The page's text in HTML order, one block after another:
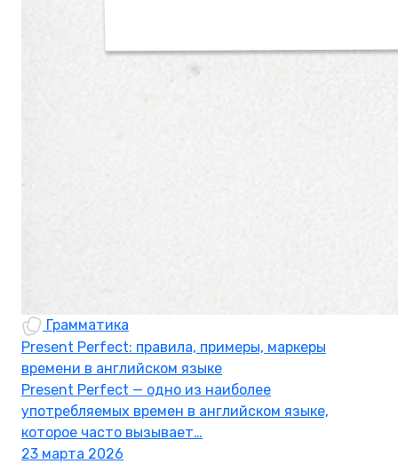
Грамматика
Present Perfect: правила, примеры, маркеры
времени в английском языке
Present Perfect — одно из наиболее
употребляемых времен в английском языке,
которое часто вызывает…
23 марта 2026